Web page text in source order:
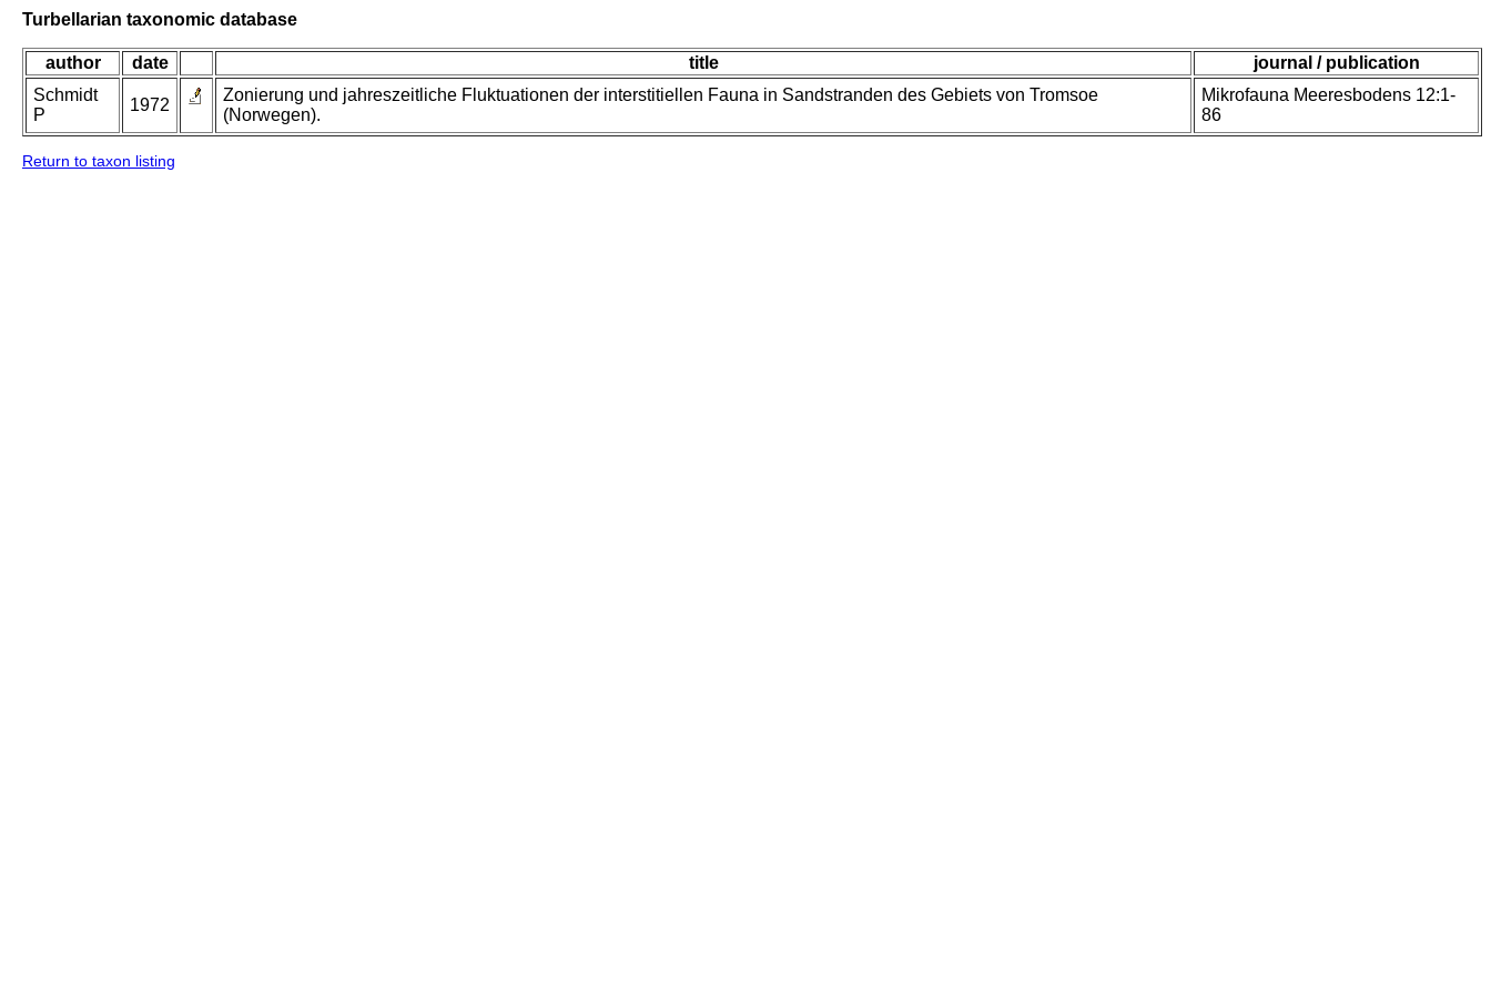
Turbellarian taxonomic database
author date title
journal / publication
Schmidt
P
1972
Zonierung und jahreszeitliche Fluktuationen der interstitiellen Fauna in Sandstranden des Gebiets von Tromsoe
(Norwegen).
Mikrofauna Meeresbodens 12:1-
86
Return to taxon listing